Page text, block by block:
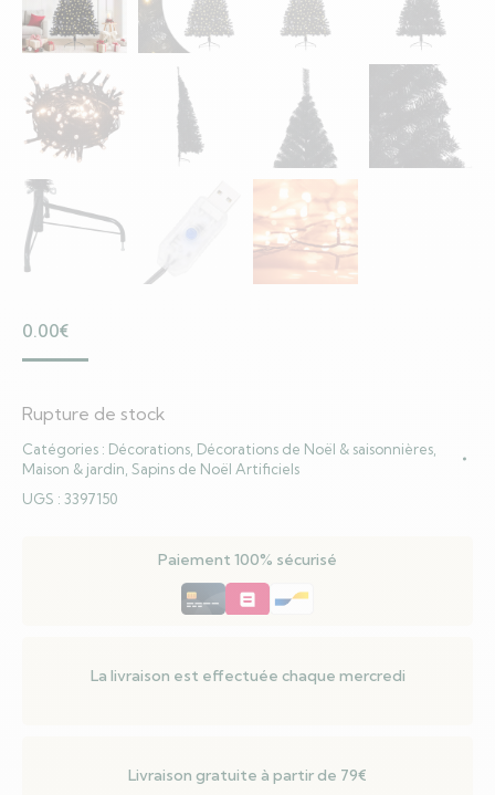
0.00€
Rupture de stock
Catégories : Décorations Décorations de Noël & saisonnières
Maison & jardin Sapins de Noël Artificiels
UGS : 3397150
Paiement 100% sécurisé
La livraison est effectuée chaque mercredi
Livraison gratuite à partir de 79€